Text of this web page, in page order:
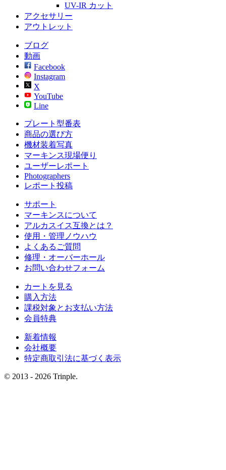
UV-IR カット
アクセサリー
アウトレット
ブログ
動画
Facebook
Instagram
X
YouTube
Line
プレート型番表
商品の選び方
機材装着写真
マーキンス現場便り
ユーザーレポート
Photographers
レポート投稿
サポート
マーキンスについて
アルカスイス互換とは？
使用・管理ノウハウ
よくあるご質問
修理・オーバーホール
お問い合わせフォーム
カートを見る
購入方法
課税対象とお支払い方法
会員特典
新着情報
会社概要
特定商取引法に基づく表示
© 2013 - 2026 Trinple.